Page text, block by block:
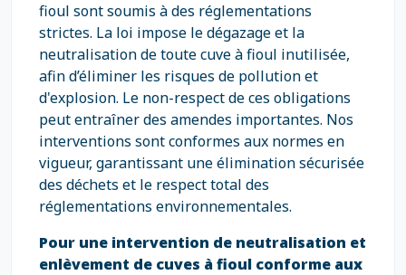
fioul sont soumis à des réglementations
strictes. La loi impose le dégazage et la
neutralisation de toute cuve à fioul inutilisée,
afin d’éliminer les risques de pollution et
d'explosion. Le non-respect de ces obligations
peut entraîner des amendes importantes. Nos
interventions sont conformes aux normes en
vigueur, garantissant une élimination sécurisée
des déchets et le respect total des
réglementations environnementales.
Pour une intervention de neutralisation et
enlèvement de cuves à fioul conforme aux